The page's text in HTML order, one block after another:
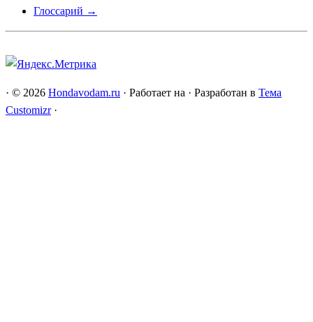
Глоссарий →
· © 2026 Hondavodam.ru · Работает на · Разработан в Тема
Customizr ·